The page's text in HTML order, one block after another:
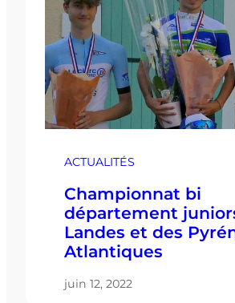
ACTUALITÉS
Championnat bi
département
Landes et des
Atlantiques
juin 12, 2022